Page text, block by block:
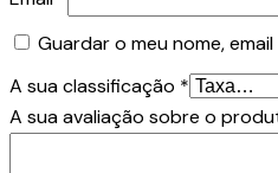
Guardar o meu nome,
A sua classificação *
A sua avaliação sobre o